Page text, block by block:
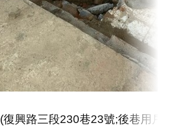
(復興路三段230巷23號;後巷用戶